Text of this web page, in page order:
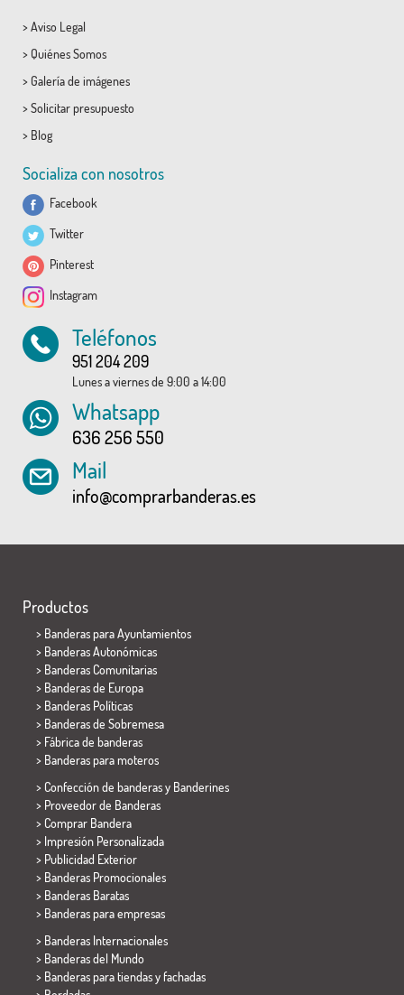
> Aviso Legal
> Quiénes Somos
> Galería de imágenes
> Solicitar presupuesto
> Blog
Socializa con nosotros
Facebook
Twitter
Pinterest
Instagram
Teléfonos
951 204 209
Lunes a viernes de 9:00 a 14:00
Whatsapp
636 256 550
Mail
info@comprarbanderas.es
Productos
> Banderas para Ayuntamientos
> Banderas Autonómicas
> Banderas Comunitarias
> Banderas de Europa
> Banderas Políticas
> Banderas de Sobremesa
> Fábrica de banderas
> Banderas para moteros
> Confección de banderas y Banderines
> Proveedor de Banderas
> Comprar Bandera
> Impresión Personalizada
> Publicidad Exterior
> Banderas Promocionales
> Banderas Baratas
> Banderas para empresas
> Banderas Internacionales
> Banderas del Mundo
> Banderas para tiendas y fachadas